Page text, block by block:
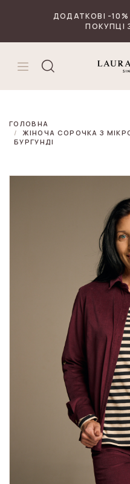
ДОДАТКОВІ -
ПОКУПЦІ
ГОЛОВНА
ЖІНОЧА СОРОЧКА З
БУРГУНДІ